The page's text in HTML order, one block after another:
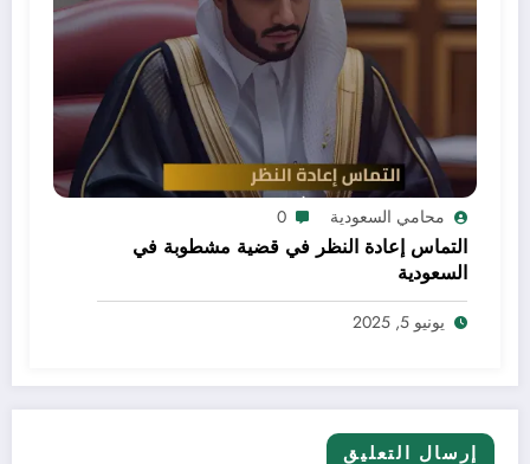
محامي السعودية 0
التماس إعادة النظر في قضية مشطوبة في
السعودية
يونيو 5, 2025
إرسال التعليق